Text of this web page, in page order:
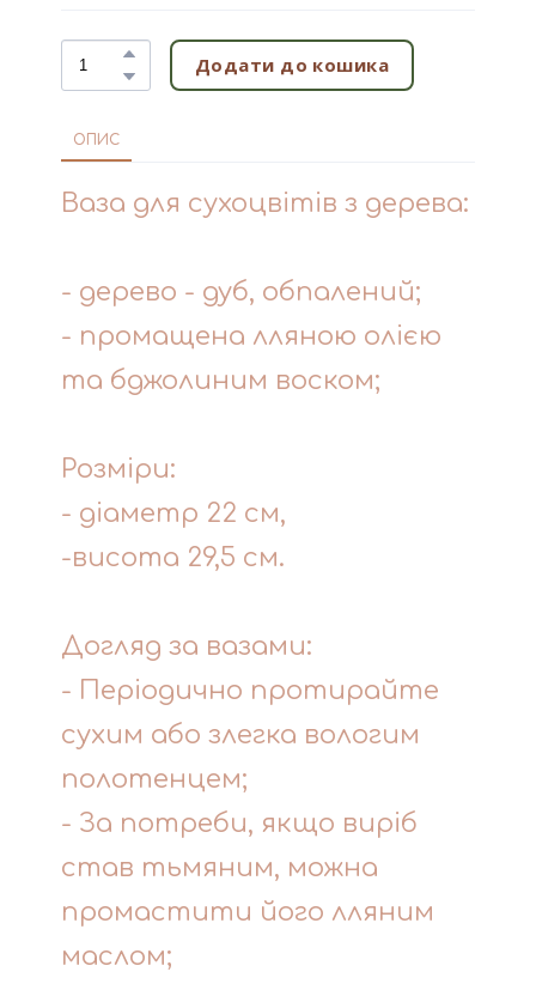
Додати до кошика
ОПИС
Ваза для сухоцвітів з дерева:
- дерево - дуб, обпалений;
- промащена лляною олією
та бджолиним воском;
Розміри:
- діаметр 22 см,
-висота 29,5 см.
Догляд за вазами:
- Періодично протирайте
сухим або злегка вологим
полотенцем;
- За потреби, якщо виріб
став тьмяним, можна
промастити його лляним
маслом;